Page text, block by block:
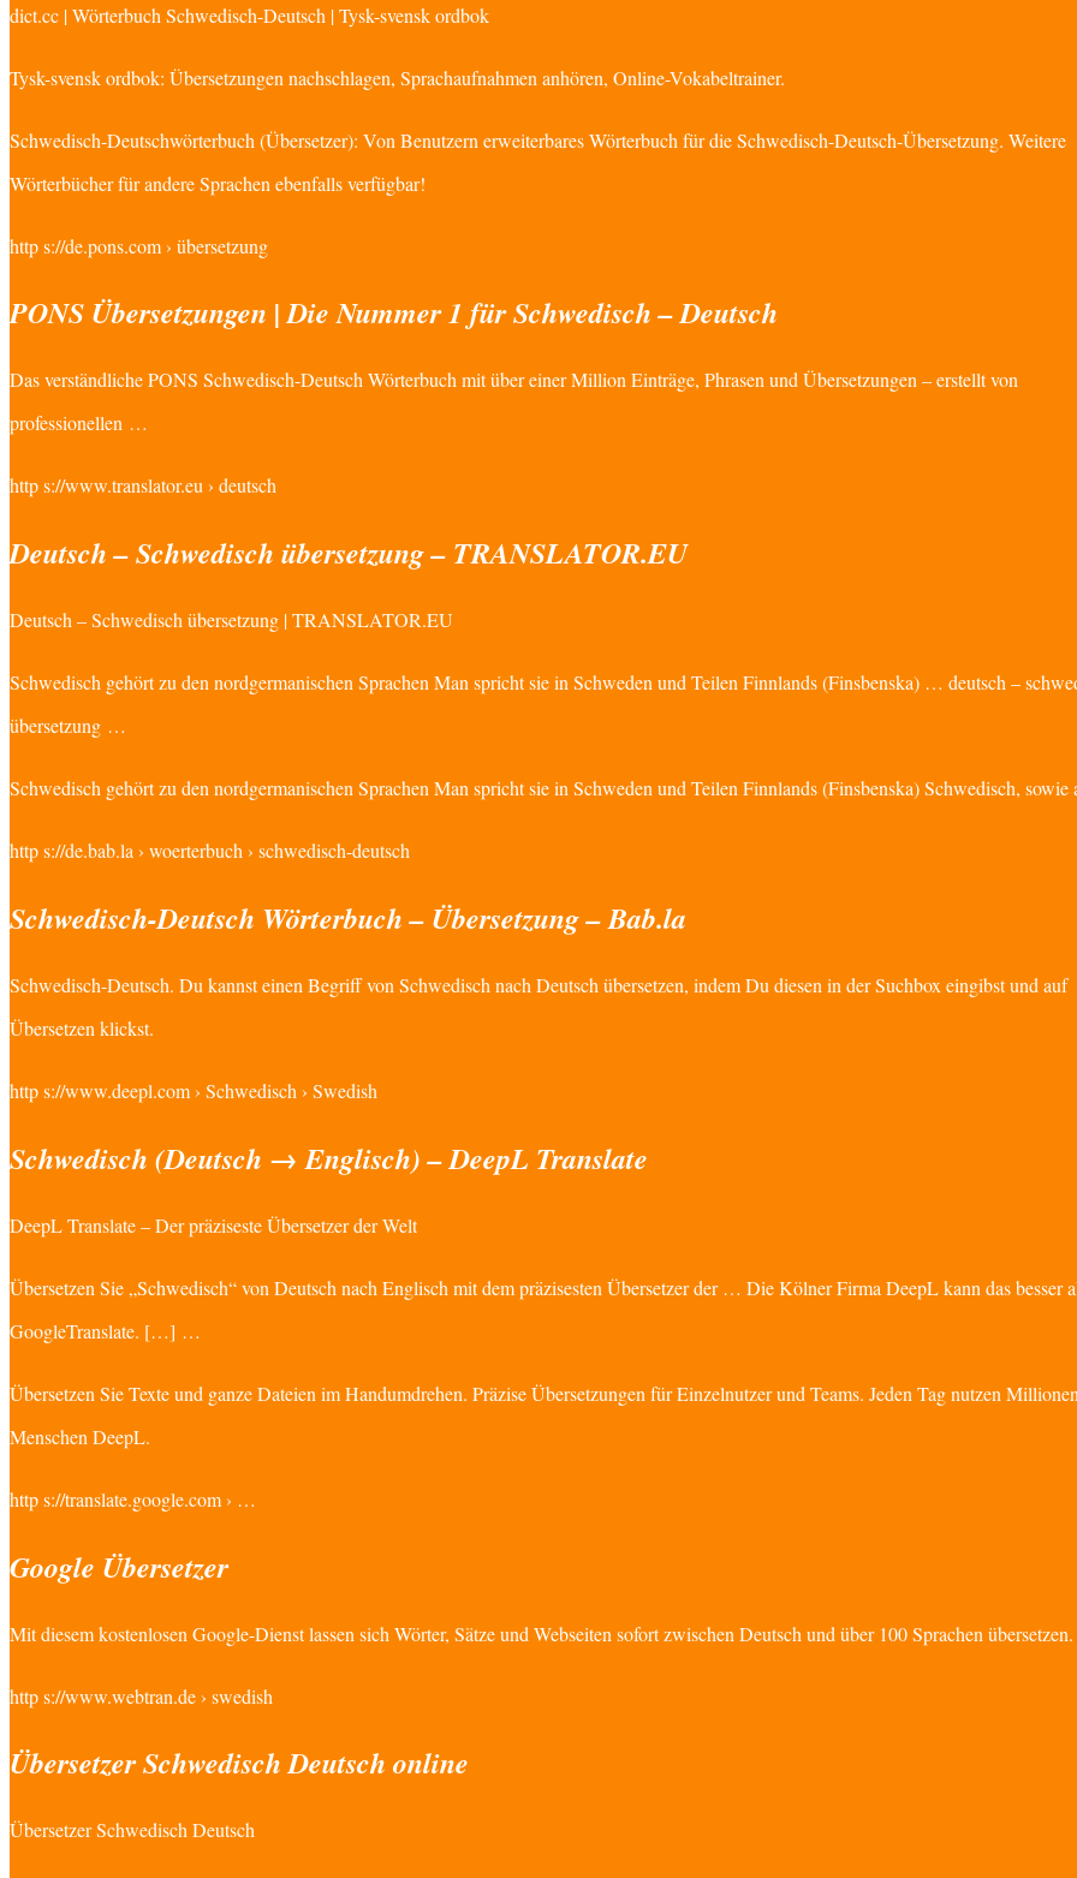
dict.cc | Wörterbuch Schwedisch-Deutsch | Tysk-svensk ordbok
Tysk-svensk ordbok: Übersetzungen nachschlagen, Sprachaufnahmen anhören, Online-Vokabeltrainer.
Schwedisch-Deutschwörterbuch (Übersetzer): Von Benutzern erweiterbares Wörterbuch für die Schwedisch-Deutsch-Übersetzung. Weitere
Wörterbücher für andere Sprachen ebenfalls verfügbar!
http s://de.pons.com › übersetzung
PONS Übersetzungen | Die Nummer 1 für Schwedisch – Deutsch
Das verständliche PONS Schwedisch-Deutsch Wörterbuch mit über einer Million Einträge, Phrasen und Übersetzungen – erstellt von
professionellen …
http s://www.translator.eu › deutsch
Deutsch – Schwedisch übersetzung – TRANSLATOR.EU
Deutsch – Schwedisch übersetzung | TRANSLATOR.EU
Schwedisch gehört zu den nordgermanischen Sprachen Man spricht sie in Schweden und Teilen Finnlands (Finsbenska) … deutsch –
übersetzung …
Schwedisch gehört zu den nordgermanischen Sprachen Man spricht sie in Schweden und Teilen Finnlands (Finsbenska) Schwedisch, sowie
http s://de.bab.la › woerterbuch › schwedisch-deutsch
Schwedisch-Deutsch Wörterbuch – Übersetzung – Bab.la
Schwedisch-Deutsch. Du kannst einen Begriff von Schwedisch nach Deutsch übersetzen, indem Du diesen in der Suchbox eingibst und auf
Übersetzen klickst.
http s://www.deepl.com › Schwedisch › Swedish
Schwedisch (Deutsch → Englisch) – DeepL Translate
DeepL Translate – Der präziseste Übersetzer der Welt
Übersetzen Sie „Schwedisch“ von Deutsch nach Englisch mit dem präzisesten Übersetzer der … Die Kölner Firma DeepL kann das besser
GoogleTranslate. […] …
Übersetzen Sie Texte und ganze Dateien im Handumdrehen. Präzise Übersetzungen für Einzelnutzer und Teams. Jeden Tag nutzen
Menschen DeepL.
http s://translate.google.com › …
Google Übersetzer
Mit diesem kostenlosen Google-Dienst lassen sich Wörter, Sätze und Webseiten sofort zwischen Deutsch und über 100 Sprachen übersetzen.
http s://www.webtran.de › swedish
Übersetzer Schwedisch Deutsch online
Übersetzer Schwedisch Deutsch